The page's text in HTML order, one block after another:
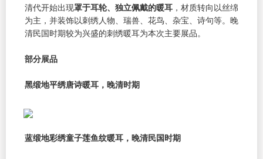
清代开始出现罩于耳轮、独立佩戴的暖耳 ，材质转向以丝绵
为主，并装饰以刺绣人物、瑞兽、花鸟、杂宝、诗句等。晚
清民国时期较为兴盛的刺绣暖耳为本次主要展品。
部分展品
黑缎地平绣唐诗暖耳，晚清时期
蓝缎地彩绣童子莲鱼纹暖耳，晚清民国时期